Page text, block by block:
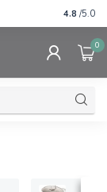
Gratis
4.8 /5.0
0